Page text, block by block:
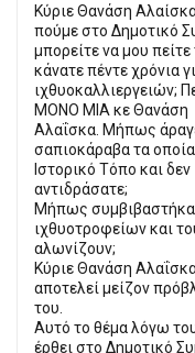
Κύριε Θανάση
πούμε στο Δημοτικό
μπορείτε να μου πείτε
κάνατε πέντε χρόνια
ιχθυοκαλλιεργειών;
ΜΟΝΟ ΜΙΑ κε Θανάση
Αλαΐσκα. Μήπως
σαπιοκάραβα τα
Ιστορικό Τόπο και δεν
αντιδράσατε;
Μήπως
ιχθυοτροφείων και
αλωνίζουν;
Κύριε Θανάση
αποτελεί μείζον
του.
Αυτό το θέμα λόγω
έρθει στο Δημοτικό